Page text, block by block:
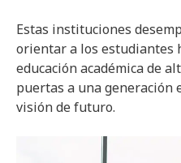
Estas instituciones
orientar a los estudiantes
educación académica de
puertas a una generación
visión de futuro.